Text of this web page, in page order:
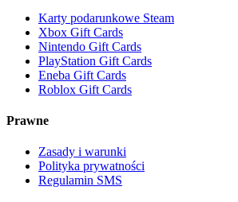
Karty podarunkowe Steam
Xbox Gift Cards
Nintendo Gift Cards
PlayStation Gift Cards
Eneba Gift Cards
Roblox Gift Cards
Prawne
Zasady i warunki
Polityka prywatności
Regulamin SMS